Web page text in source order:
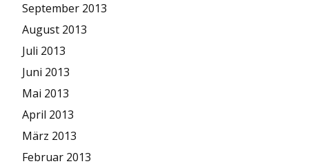
September 2013
August 2013
Juli 2013
Juni 2013
Mai 2013
April 2013
März 2013
Februar 2013